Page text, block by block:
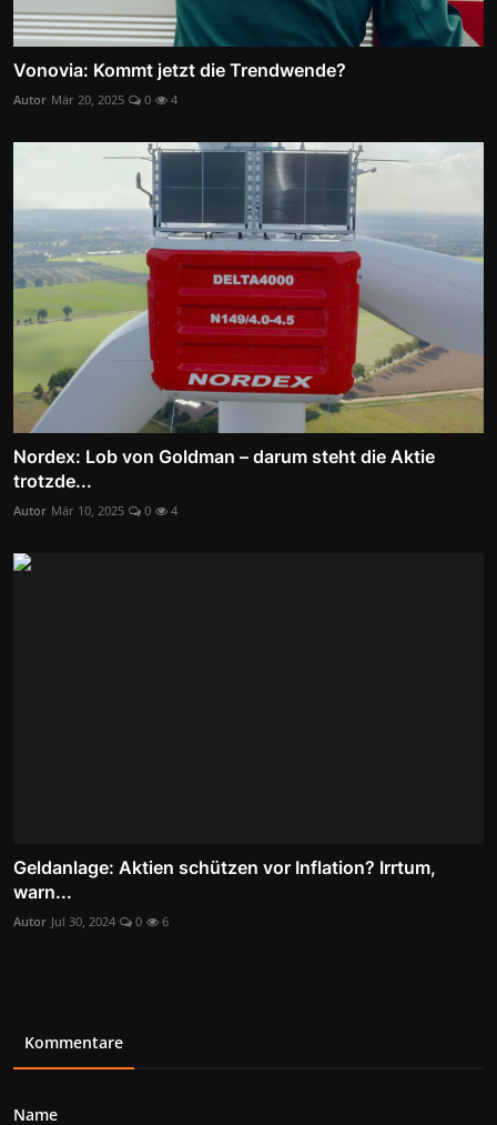
Vonovia: Kommt jetzt die Trendwende?
Autor Mär 20, 2025 0 4
Nordex: Lob von Goldman – darum steht die Aktie
trotzde...
Autor Mär 10, 2025 0 4
Geldanlage: Aktien schützen vor Inflation? Irrtum,
warn...
Autor Jul 30, 2024 0 6
Kommentare
Name